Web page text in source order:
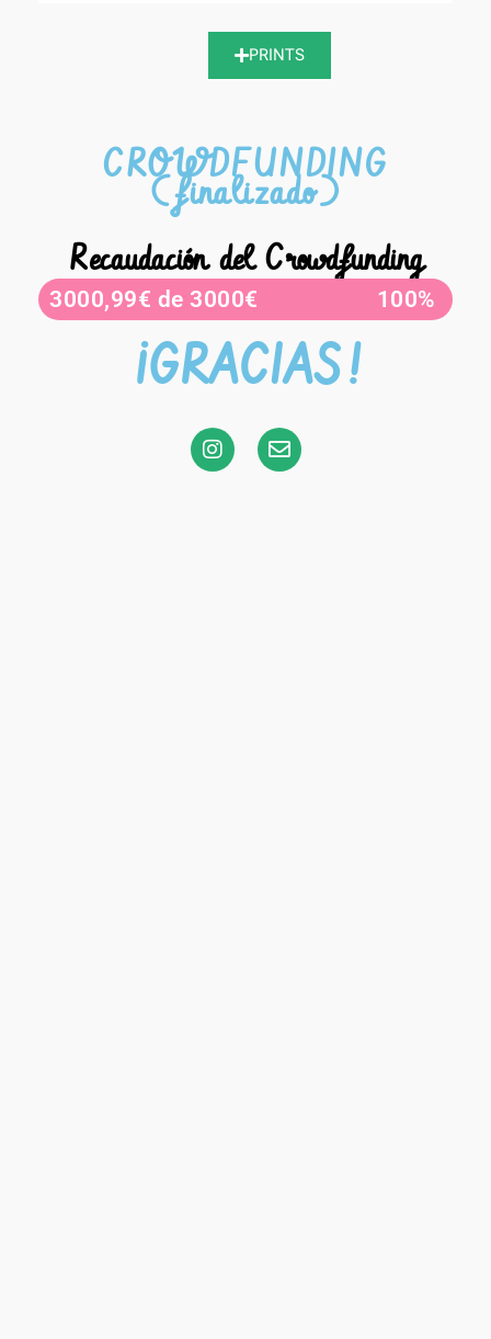
PRINTS
CROWDFUNDING
(finalizado)
Recaudación del Crowdfunding
3000,99€ de 3000€ 100%
¡GRACIAS!